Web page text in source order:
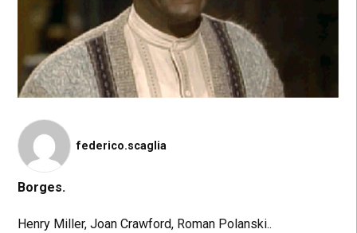
federico.scaglia
Borges.
Henry Miller, Joan Crawford, Roman Polanski..